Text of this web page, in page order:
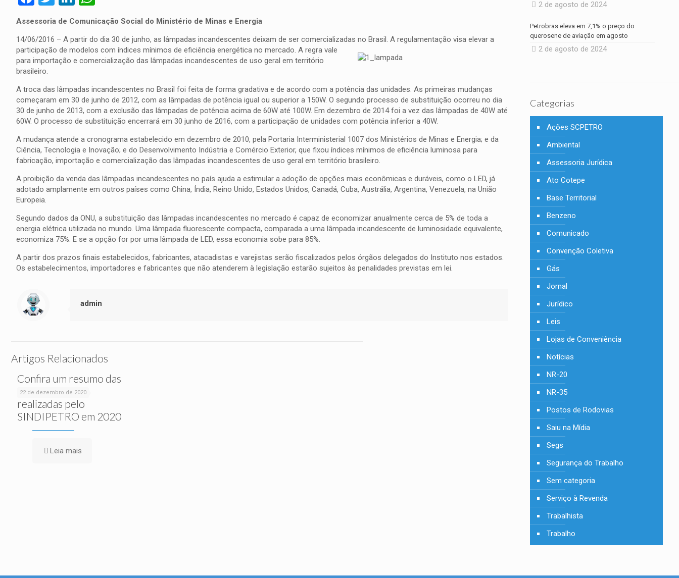
Assessoria de Comunicação Social do Ministério de Minas e Energia
14/06/2016 – A partir do dia 30 de junho, as lâmpadas incandescentes deixam de ser comercializadas no Brasil. A regulamentação visa elevar a
participação de modelos com índices mínimos de eficiência energética no mercado. A regra vale
para importação e comercialização das lâmpadas incandescentes de uso geral em território
brasileiro.
A troca das lâmpadas incandescentes no Brasil foi feita de forma gradativa e de acordo com a potência das unidades. As primeiras mudanças
começaram em 30 de junho de 2012, com as lâmpadas de potência igual ou superior a 150W. O segundo processo de substituição ocorreu no dia
30 de junho de 2013, com a exclusão das lâmpadas de potência acima de 60W até 100W. Em dezembro de 2014 foi a vez das lâmpadas de 40W até
60W. O processo de substituição encerrará em 30 junho de 2016, com a participação de unidades com potência inferior a 40W.
A mudança atende a cronograma estabelecido em dezembro de 2010, pela Portaria Interministerial 1007 dos Ministérios de Minas e Energia; e da
Ciência, Tecnologia e Inovação; e do Desenvolvimento Indústria e Comércio Exterior, que fixou índices mínimos de eficiência luminosa para
fabricação, importação e comercialização das lâmpadas incandescentes de uso geral em território brasileiro.
A proibição da venda das lâmpadas incandescentes no país ajuda a estimular a adoção de opções mais econômicas e duráveis, como o LED, já
adotado amplamente em outros países como China, Índia, Reino Unido, Estados Unidos, Canadá, Cuba, Austrália, Argentina, Venezuela, na União
Europeia.
Segundo dados da ONU, a substituição das lâmpadas incandescentes no mercado é capaz de economizar anualmente cerca de 5% de toda a
energia elétrica utilizada no mundo. Uma lâmpada fluorescente compacta, comparada a uma lâmpada incandescente de luminosidade equivalente,
economiza 75%. E se a opção for por uma lâmpada de LED, essa economia sobe para 85%.
A partir dos prazos finais estabelecidos, fabricantes, atacadistas e varejistas serão fiscalizados pelos órgãos delegados do Instituto nos estados.
Os estabelecimentos, importadores e fabricantes que não atenderem à legislação estarão sujeitos às penalidades previstas em lei.
admin
Artigos Relacionados
22 de dezembro de 2020
Confira um resumo das
ações sociais
realizadas pelo
SINDIPETRO em 2020
Leia mais
2 de agosto de 2024
Petrobras eleva em 7,1% o preço do
querosene de aviação em agosto
2 de agosto de 2024
Categorias
Ações SCPETRO
Ambiental
Assessoria Jurídica
Ato Cotepe
Base Territorial
Benzeno
Comunicado
Convenção Coletiva
Gás
Jornal
Jurídico
Leis
Lojas de Conveniência
Notícias
NR-20
NR-35
Postos de Rodovias
Saiu na Mídia
Segs
Segurança do Trabalho
Sem categoria
Serviço à Revenda
Trabalhista
Trabalho